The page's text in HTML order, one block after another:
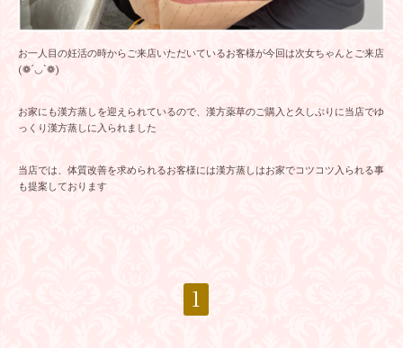
お一人目の妊活の時からご来店いただいているお客様が今回は次女ちゃんとご来店
(❁´◡`❁)
お家にも漢方蒸しを迎えられているので、漢方薬草のご購入と久しぶりに当店でゆ
っくり漢方蒸しに入られました
当店では、体質改善を求められるお客様には漢方蒸しはお家でコツコツ入られる事
も提案しております
1